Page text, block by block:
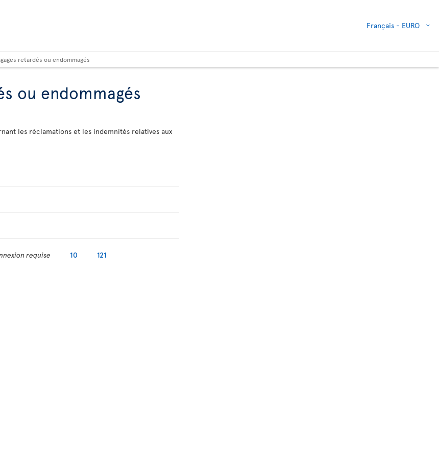
Français - EURO
retardés ou endommagés
ou endommagés
les réclamations et les indemnités relatives aux
requise 10 121